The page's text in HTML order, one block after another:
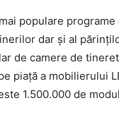
populare
dar și al
de camere de tineret
piaţă a mobilierului
1.500.000 de